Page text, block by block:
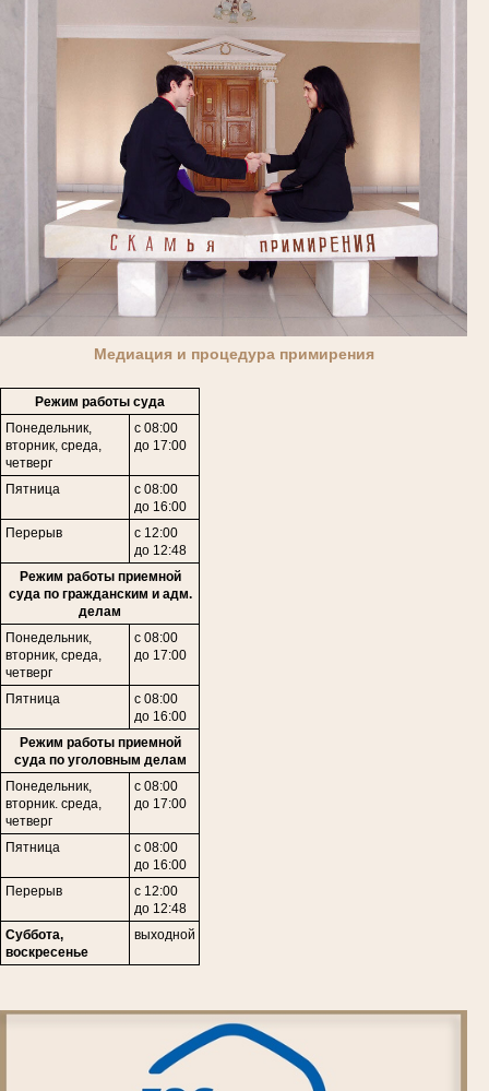
Медиация и процедура примирения
Режим работы суда
Понедельник,
вторник, среда,
четверг
с 08:00
до 17:00
Пятница
с 08:00
до 16:00
Перерыв
с 12:00
до 12:48
Режим работы приемной
суда по гражданским и адм.
делам
Понедельник,
вторник, среда,
четверг
с 08:00
до 17:00
Пятница
с 08:00
до 16:00
Режим работы приемной
суда по уголовным делам
Понедельник,
вторник. среда,
четверг
с 08:00
до 17:00
Пятница
с 08:00
до 16:00
Перерыв
с 12:00
до 12:48
Суббота,
воскресенье
выходной